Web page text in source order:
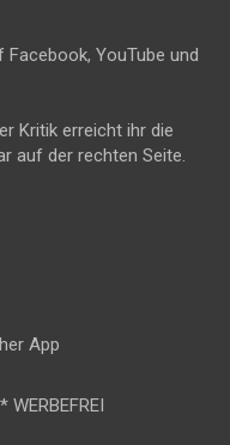
YouTube und
Kritik erreicht ihr die
auf der rechten Seite.
WERBEFREI